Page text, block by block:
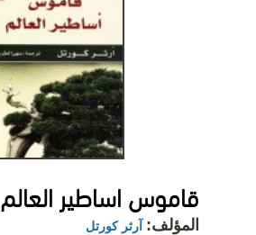
قاموس اساطير العالم
المؤلف: آرثر كورتل